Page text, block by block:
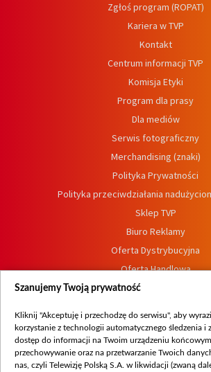
Zgłoś program (ROPAT)
Kariera w TVP
Kontakt
Centrum informacji TVP
Komisja Etyki
Program dla prasy
Dla mediów
Serwis fotograficzny
Merchandising (znaki)
Polityka Prywatności
Polityka przeciwdziałania
Sklep TVP
Biuro Reklamy
Oferta Dystrybucyjna
Oferta Handlowa
Dostępność
Procedura zgłoszeń
Szanujemy Twoją prywatność
Kliknij "Akceptuję i przechodzę do serwisu", aby
korzystanie z technologii automatycznego śledzenia i
dostęp do informacji na Twoim urządzeniu
przechowywanie oraz na przetwarzanie Twoich
nas, czyli Telewizję Polską S.A. w likwidacji (zwaną